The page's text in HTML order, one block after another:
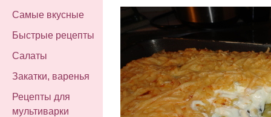
Самые вкусные
Быстрые рецепты
Салаты
Закатки, варенья
Рецепты для
мультиварки